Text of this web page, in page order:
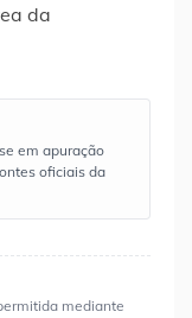
da
em apuração
oficiais da
mediante